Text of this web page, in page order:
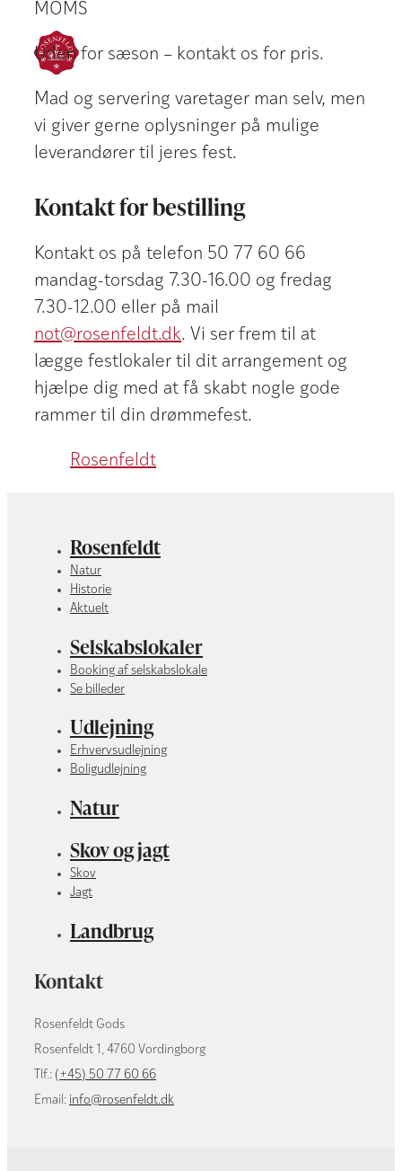
MOMS
Uden for sæson – kontakt os for pris.
Mad og servering varetager man selv, men
vi giver gerne oplysninger på mulige
leverandører til jeres fest.
​Kontakt for bestilling
​Kontakt os på telefon 50 77 60 66
mandag-torsdag 7.30-16.00 og fredag
7.30-12.00 eller på mail
not@rosenfeldt.dk. Vi ser frem til at
lægge festlokaler til dit arrangement og
hjælpe dig med at få skabt nogle gode
rammer til din drømmefest.
Rosenfeldt
Rosenfeldt
Natur
Historie
Aktuelt
Selskabslokaler
Booking af selskabslokale
Se billeder
Udlejning
Erhvervsudlejning
Boligudlejning
Natur
Skov og jagt
Skov
Jagt
Landbrug
Kontakt
Rosenfeldt Gods
Rosenfeldt 1, 4760 Vordingborg
Tlf.: (+45) 50 77 60 66
Email: info@rosenfeldt.dk